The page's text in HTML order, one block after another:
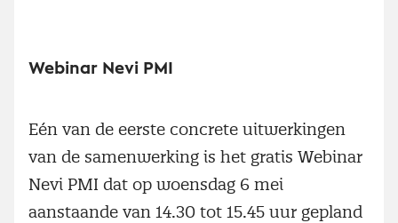
Webinar Nevi PMI
Eén van de eerste concrete uitwerkingen
van de samenwerking is het gratis Webinar
Nevi PMI dat op woensdag 6 mei
aanstaande van 14.30 tot 15.45 uur gepland